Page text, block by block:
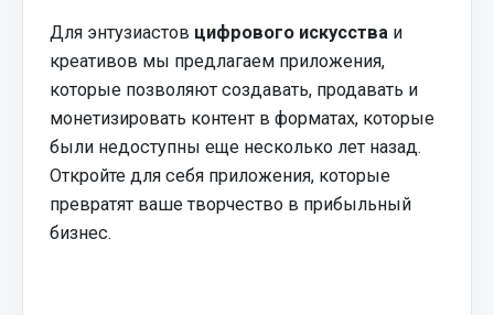
Для энтузиастов цифрового искусства и
креативов мы предлагаем приложения,
которые позволяют создавать, продавать и
монетизировать контент в форматах, которые
были недоступны еще несколько лет назад.
Откройте для себя приложения, которые
превратят ваше творчество в прибыльный
бизнес.